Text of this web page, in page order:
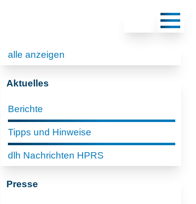
alle anzeigen
Aktuelles
Berichte
Tipps und Hinweise
dlh Nachrichten HPRS
Presse